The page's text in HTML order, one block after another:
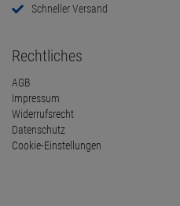
Schneller Versand
Rechtliches
AGB
Impressum
Widerrufsrecht
Datenschutz
Cookie-Einstellungen